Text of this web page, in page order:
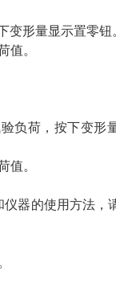
形量显示置零钮
值。
负荷，按下变形
值。
器的使用方法，